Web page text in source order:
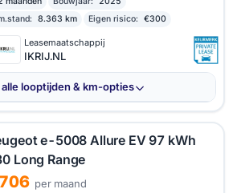
8.363 km Eigen risico: €300
Leasemaatschappij
IKRIJ.NL
alle looptijden & km-opties
e-5008 Allure EV 97 kWh
Long Range
per maand